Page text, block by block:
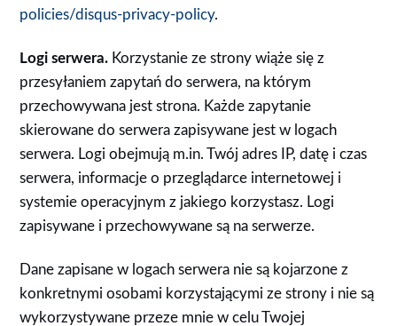
policies/disqus-privacy-policy.
Logi serwera. Korzystanie ze strony wiąże się z
przesyłaniem zapytań do serwera, na którym
przechowywana jest strona. Każde zapytanie
skierowane do serwera zapisywane jest w logach
serwera. Logi obejmują m.in. Twój adres IP, datę i czas
serwera, informacje o przeglądarce internetowej i
systemie operacyjnym z jakiego korzystasz. Logi
zapisywane i przechowywane są na serwerze.
Dane zapisane w logach serwera nie są kojarzone z
konkretnymi osobami korzystającymi ze strony i nie są
wykorzystywane przeze mnie w celu Twojej